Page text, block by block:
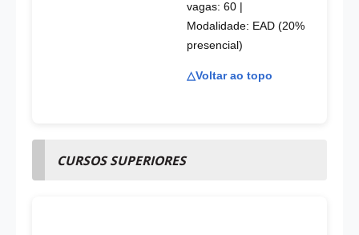
vagas: 60
Modalidade: EAD (20%
presencial)
△Voltar ao topo
CURSOS SUPERIORES